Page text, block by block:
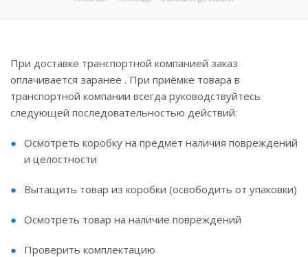
При доставке транспортной компанией заказ
оплачивается заранее . При приёмке товара в
транспортной компании всегда руководствуйтесь
следующей последовательностью действий:
Осмотреть коробку на предмет наличия повреждений
и целостности
Вытащить товар из коробки (освободить от упаковки)
Осмотреть товар на наличие повреждений
Проверить комплектацию